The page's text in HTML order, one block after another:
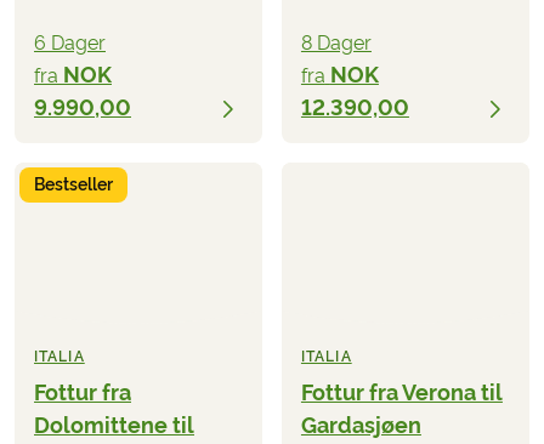
6 Dager
fra NOK
9.990,00
8 Dager
fra NOK
12.390,00
Bestseller
ITALIA
Fottur fra
Dolomittene til
ITALIA
Fottur fra Verona til
Gardasjøen